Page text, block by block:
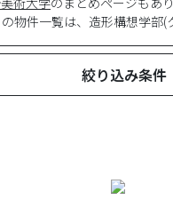
物件一覧は、 造形構想学部(
絞り込み条件